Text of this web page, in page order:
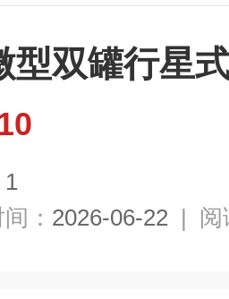
型双罐行星
1
： 2026-06-22 | 阅